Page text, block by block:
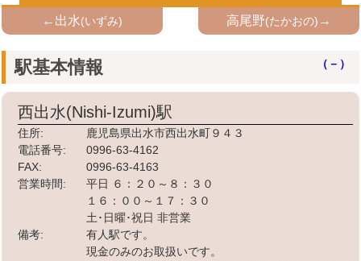
←出水(いずみ) 高尾野(たかおの) →
駅基本情報 （－）
西出水(Nishi-Izumi)駅
住所:
鹿児島県出水市西出水町９４３
電話番号:
0996-63-4162
FAX:
0996-63-4163
営業時間:
平日 ６：２０～８：３０
１６：００～１７：３０
土･日曜･祝日 非営業
備考:
有人駅です。
現金のみのお取扱いです。